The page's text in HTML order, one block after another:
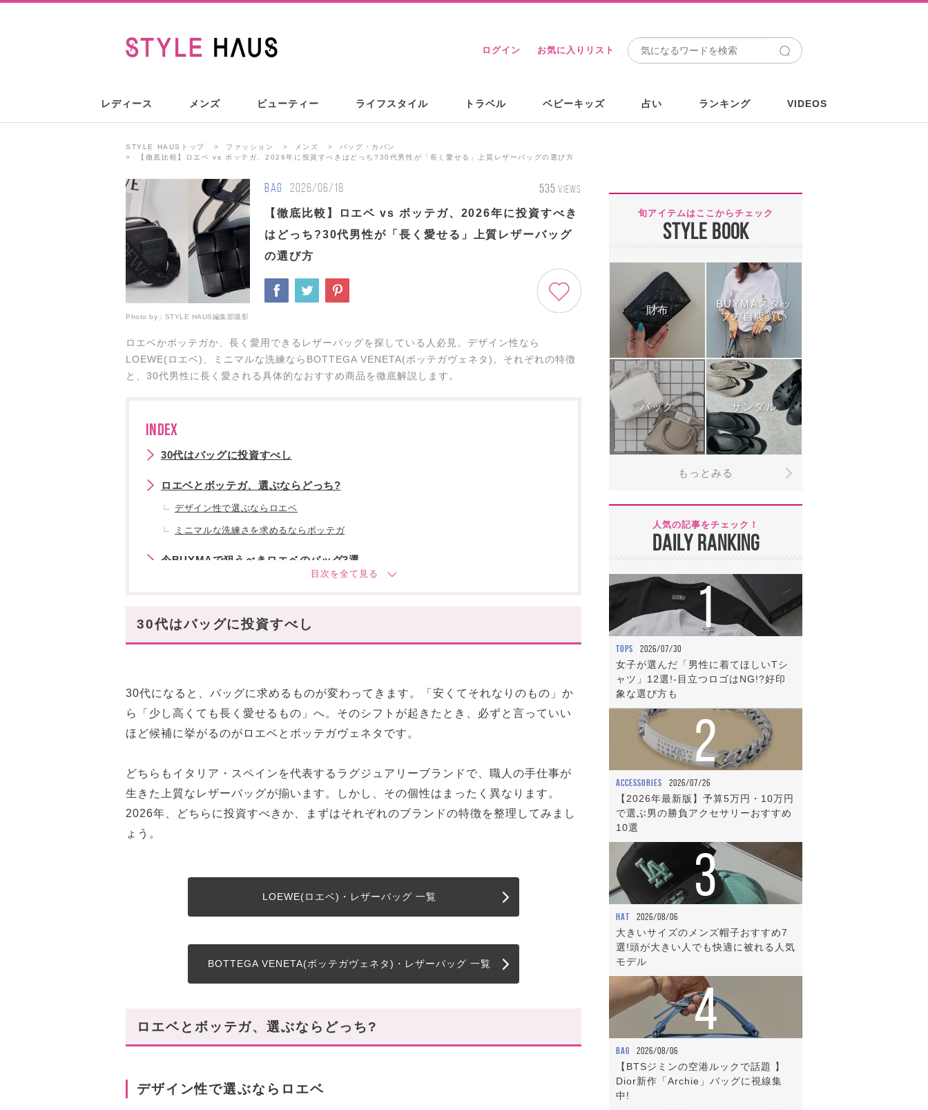
ログイン お気に入りリスト
レディース メンズ ビューティー ライフスタイル トラベル ベビーキッズ 占い ランキング VIDEOS
STYLE HAUSトップ ファッション メンズ
バッグ・カバン
【徹底比較】ロエベ vs ボッテガ、2026年に投資すべきはどっち?30代男性が「長く愛せる」上質レザーバッグの選び方
BAG 2026/06/18 535 VIEWS
【徹底比較】ロエベ vs ボッテガ、2026年に投資すべき
はどっち?30代男性が「長く愛せる」上質レザーバッグ
の選び方
Photo by： STYLE HAUS編集部撮影
ロエベかボッテガか、長く愛用できるレザーバッグを探している人必見。デザイン性なら
LOEWE(ロエベ)、ミニマルな洗練ならBOTTEGA VENETA(ボッテガヴェネタ)。それぞれの特徴
と、30代男性に長く愛される具体的なおすすめ商品を徹底解説します。
INDEX
30代はバッグに投資すべし
ロエベとボッテガ、選ぶならどっち?
デザイン性で選ぶならロエベ
ミニマルな洗練さを求めるならボッテガ
今BUYMAで狙うべきロエベのバッグ3選
③ キュービィ ショルダーバッグ
② パデッドテック カセット スモール
30代はバッグに投資すべし
30代になると、バッグに求めるものが変わってきます。「安くてそれなりのもの」か
ら「少し高くても長く愛せるもの」へ。そのシフトが起きたとき、必ずと言っていい
ほど候補に挙がるのがロエベとボッテガヴェネタです。
どちらもイタリア・スペインを代表するラグジュアリーブランドで、職人の手仕事が
生きた上質なレザーバッグが揃います。しかし、その個性はまったく異なります。
2026年、どちらに投資すべきか、まずはそれぞれのブランドの特徴を整理してみまし
ょう。
LOEWE(ロエベ)・レザーバッグ 一覧
BOTTEGA VENETA(ボッテガヴェネタ)・レザーバッグ 一覧
ロエベとボッテガ、選ぶならどっち?
デザイン性で選ぶならロエベ
旬アイテムはここからチェック
STYLE BOOK
財布
BUYMAスタッ
フの自腹買い
バッグ サンダル
もっとみる
人気の記事をチェック！
DAILY RANKING
1
TOPS 2026/07/30
女子が選んだ「男性に着てほしいTシ
ャツ」12選!-目立つロゴはNG!?好印
象な選び方も
2
ACCESSORIES 2026/07/26
【2026年最新版】予算5万円・10万円
で選ぶ男の勝負アクセサリーおすすめ
10選
3
HAT 2026/08/06
大きいサイズのメンズ帽子おすすめ7
選!頭が大きい人でも快適に被れる人気
モデル
4
BAG 2026/08/06
【BTSジミンの空港ルックで話題 】
Dior新作「Archie」バッグに視線集
中!